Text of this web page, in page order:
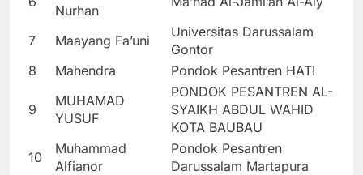
Nurhan
7 Maayang Fa’uni
Universitas Darussalam
Gontor
8
Mahendra Pondok Pesantren HATI
9
MUHAMAD
YUSUF
PONDOK PESANTREN AL-
SYAIKH ABDUL WAHID
KOTA BAUBAU
10
Muhammad
Alfianor
Pondok Pesantren
Darussalam Martapura